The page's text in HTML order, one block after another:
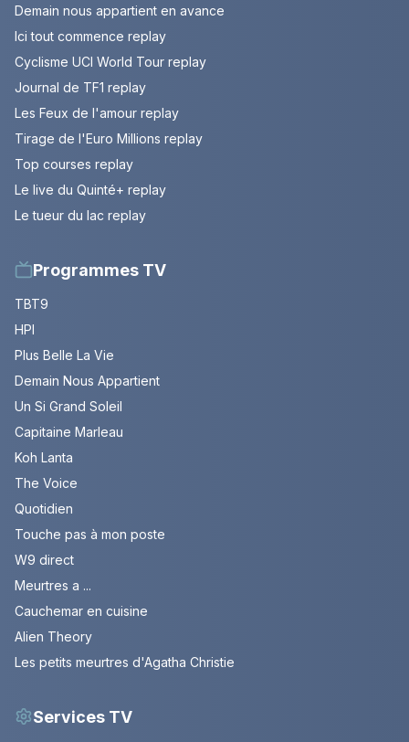
Demain nous appartient en avance
Ici tout commence replay
Cyclisme UCI World Tour replay
Journal de TF1 replay
Les Feux de l'amour replay
Tirage de l'Euro Millions replay
Top courses replay
Le live du Quinté+ replay
Le tueur du lac replay
Programmes TV
TBT9
HPI
Plus Belle La Vie
Demain Nous Appartient
Un Si Grand Soleil
Capitaine Marleau
Koh Lanta
The Voice
Quotidien
Touche pas à mon poste
W9 direct
Meurtres a ...
Cauchemar en cuisine
Alien Theory
Les petits meurtres d'Agatha Christie
Services TV